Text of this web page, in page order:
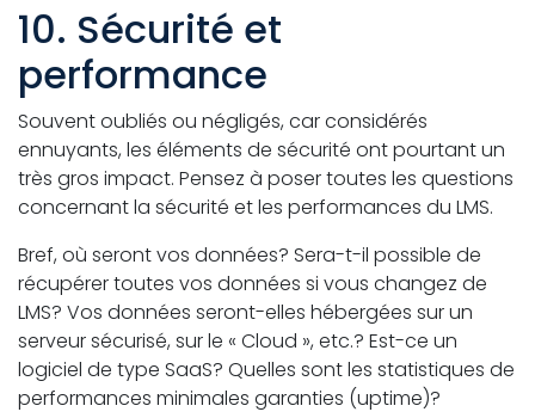
10. Sécurité et
performance
Souvent oubliés ou négligés, car considérés
ennuyants, les éléments de sécurité ont pourtant un
très gros impact. Pensez à poser toutes les questions
concernant la sécurité et les performances du LMS.
Bref, où seront vos données? Sera-t-il possible de
récupérer toutes vos données si vous changez de
LMS? Vos données seront-elles hébergées sur un
serveur sécurisé, sur le « Cloud », etc.? Est-ce un
logiciel de type SaaS? Quelles sont les statistiques de
performances minimales garanties (uptime)?